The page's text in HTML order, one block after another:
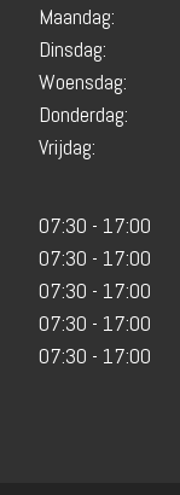
Maandag:
Dinsdag:
Woensdag:
Donderdag:
Vrijdag:
07:30 - 17:00
07:30 - 17:00
07:30 - 17:00
07:30 - 17:00
07:30 - 17:00